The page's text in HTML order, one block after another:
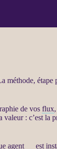
méthode, étape
de vos flux
valeur : c’est la
agent
est